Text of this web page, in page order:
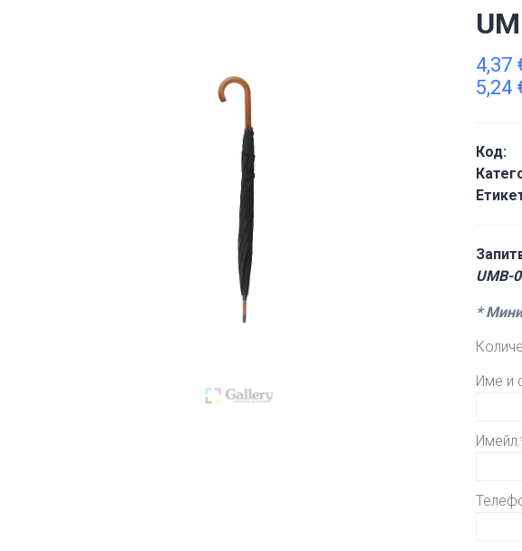
4,37
5,24
Код:
UMB-
*
Име и